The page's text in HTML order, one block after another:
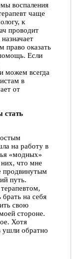
воспаления
чаще
к
проводит
право оказать
Если
можем всегда
в
от
стать
на работу в
«модных»
них, что мне
продвинутым
путь.
брать на себя
свою
стороне.
Хотя
ушли обратно